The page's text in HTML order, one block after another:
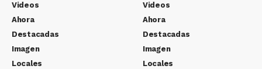
Videos
Ahora
Destacadas
Imagen
Locales
Videos
Ahora
Destacadas
Imagen
Locales